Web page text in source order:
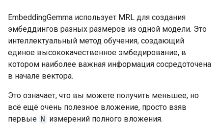
EmbeddingGemma использует MRL для создания
эмбеддингов разных размеров из одной модели. Это
интеллектуальный метод обучения, создающий
единое высококачественное эмбедирование, в
котором наиболее важная информация сосредоточена
в начале вектора.
Это означает, что вы можете получить меньшее, но
всё ещё очень полезное вложение, просто взяв
первые N измерений полного вложения.